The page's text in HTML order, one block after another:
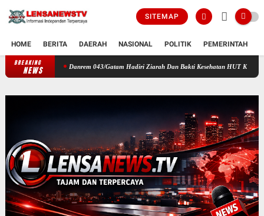
SITEMAP
HOME BERITA DAERAH NASIONAL POLITIK PEMERINTAH
BREAKING
NEWS
Danrem 043/Gatam Hadiri Ziarah Dan Bakti Kesehatan HUT Ke-1 Kodam XXI/Radin